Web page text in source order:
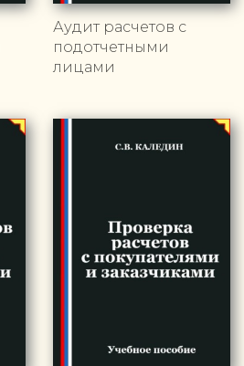
Аудит расчетов с
подотчетными
лицами